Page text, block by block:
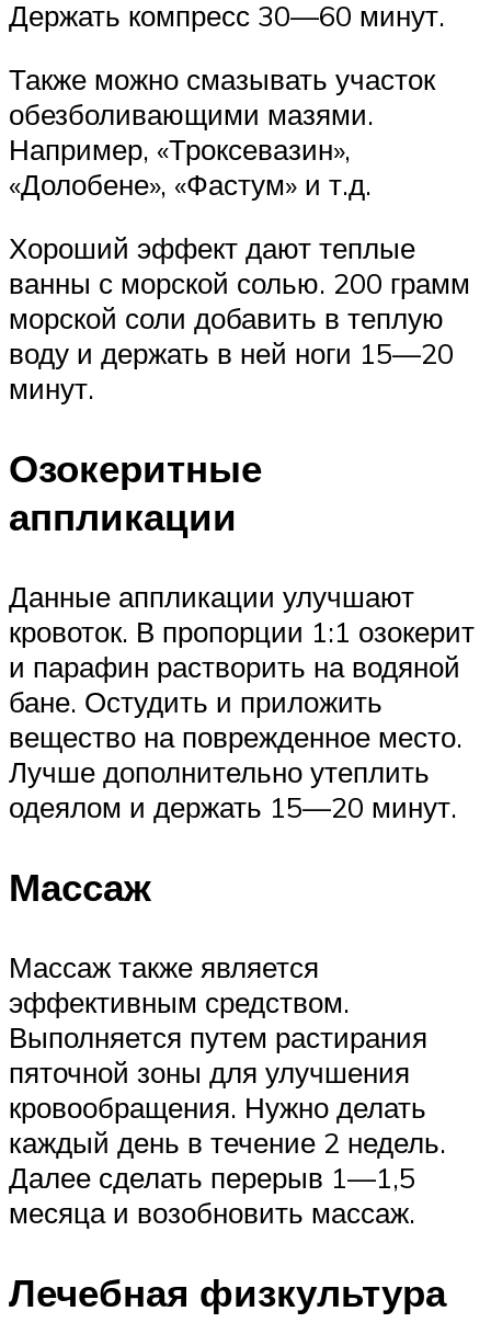
Держать компресс 30—60 минут.
Также можно смазывать участок
обезболивающими мазями.
Например, «Троксевазин»,
«Долобене», «Фастум» и т.д.
Хороший эффект дают теплые
ванны с морской солью. 200 грамм
морской соли добавить в теплую
воду и держать в ней ноги 15—20
минут.
Озокеритные
аппликации
Данные аппликации улучшают
кровоток. В пропорции 1:1 озокерит
и парафин растворить на водяной
бане. Остудить и приложить
вещество на поврежденное место.
Лучше дополнительно утеплить
одеялом и держать 15—20 минут.
Массаж
Массаж также является
эффективным средством.
Выполняется путем растирания
пяточной зоны для улучшения
кровообращения. Нужно делать
каждый день в течение 2 недель.
Далее сделать перерыв 1—1,5
месяца и возобновить массаж.
Лечебная физкультура